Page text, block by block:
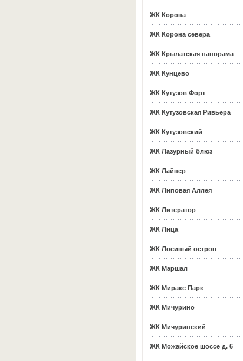
ЖК Корона
ЖК Корона севера
ЖК Крылатская панорама
ЖК Кунцево
ЖК Кутузов Форт
ЖК Кутузовская Ривьера
ЖК Кутузовский
ЖК Лазурный блюз
ЖК Лайнер
ЖК Липовая Аллея
ЖК Литератор
ЖК Лица
ЖК Лосиный остров
ЖК Маршал
ЖК Миракс Парк
ЖК Мичурино
ЖК Мичуринский
ЖК Можайское шоссе д. 6